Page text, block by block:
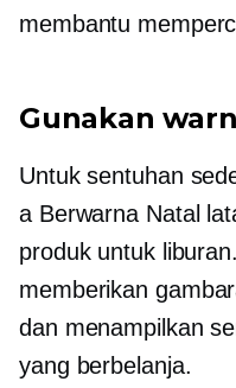
membantu
Gunakan
Untuk sentuhan
a Berwarna Natal
produk untuk
memberikan
dan menampilkan
yang berbelanja.